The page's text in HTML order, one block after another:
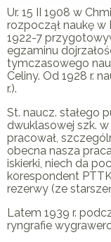
Ur. 15 II 1908 w
rozpoczął naukę w
1922-7
egzaminu
tymczasowego
Celiny. Od 1928 r.
r.).
St. naucz. stałego
dwuklasowej szk.
pracował,
obecna nasza
iskierki, niech da
korespondent
rezerwy (ze
Latem 1939 r.
ryngrafie